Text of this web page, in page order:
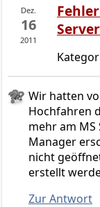
Dez.
16
2011
Wir hatten
Hochfahren
mehr am MS
Manager
nicht
erstellt
Zur Antwort